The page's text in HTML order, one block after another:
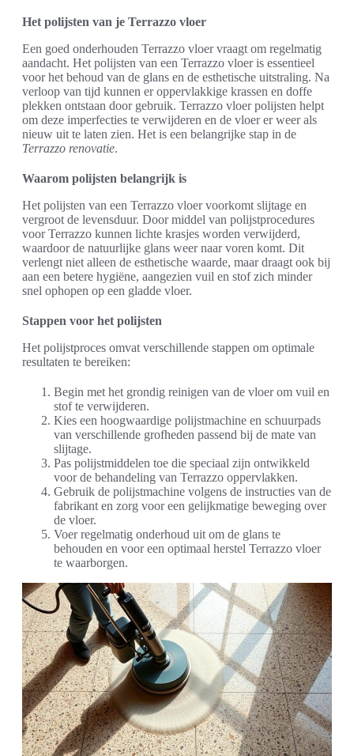
Het polijsten van je Terrazzo vloer
Een goed onderhouden Terrazzo vloer vraagt om regelmatig
aandacht. Het polijsten van een Terrazzo vloer is essentieel
voor het behoud van de glans en de esthetische uitstraling. Na
verloop van tijd kunnen er oppervlakkige krassen en doffe
plekken ontstaan door gebruik. Terrazzo vloer polijsten helpt
om deze imperfecties te verwijderen en de vloer er weer als
nieuw uit te laten zien. Het is een belangrijke stap in de
Terrazzo renovatie.
Waarom polijsten belangrijk is
Het polijsten van een Terrazzo vloer voorkomt slijtage en
vergroot de levensduur. Door middel van polijstprocedures
voor Terrazzo kunnen lichte krasjes worden verwijderd,
waardoor de natuurlijke glans weer naar voren komt. Dit
verlengt niet alleen de esthetische waarde, maar draagt ook bij
aan een betere hygiëne, aangezien vuil en stof zich minder
snel ophopen op een gladde vloer.
Stappen voor het polijsten
Het polijstproces omvat verschillende stappen om optimale
resultaten te bereiken:
Begin met het grondig reinigen van de vloer om vuil en
stof te verwijderen.
Kies een hoogwaardige polijstmachine en schuurpads
van verschillende grofheden passend bij de mate van
slijtage.
Pas polijstmiddelen toe die speciaal zijn ontwikkeld
voor de behandeling van Terrazzo oppervlakken.
Gebruik de polijstmachine volgens de instructies van de
fabrikant en zorg voor een gelijkmatige beweging over
de vloer.
Voer regelmatig onderhoud uit om de glans te
behouden en voor een optimaal herstel Terrazzo vloer
te waarborgen.